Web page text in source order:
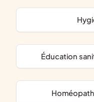
éducation